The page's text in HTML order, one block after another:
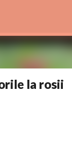
la rosii